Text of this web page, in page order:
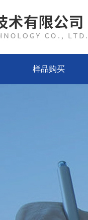
样品购买